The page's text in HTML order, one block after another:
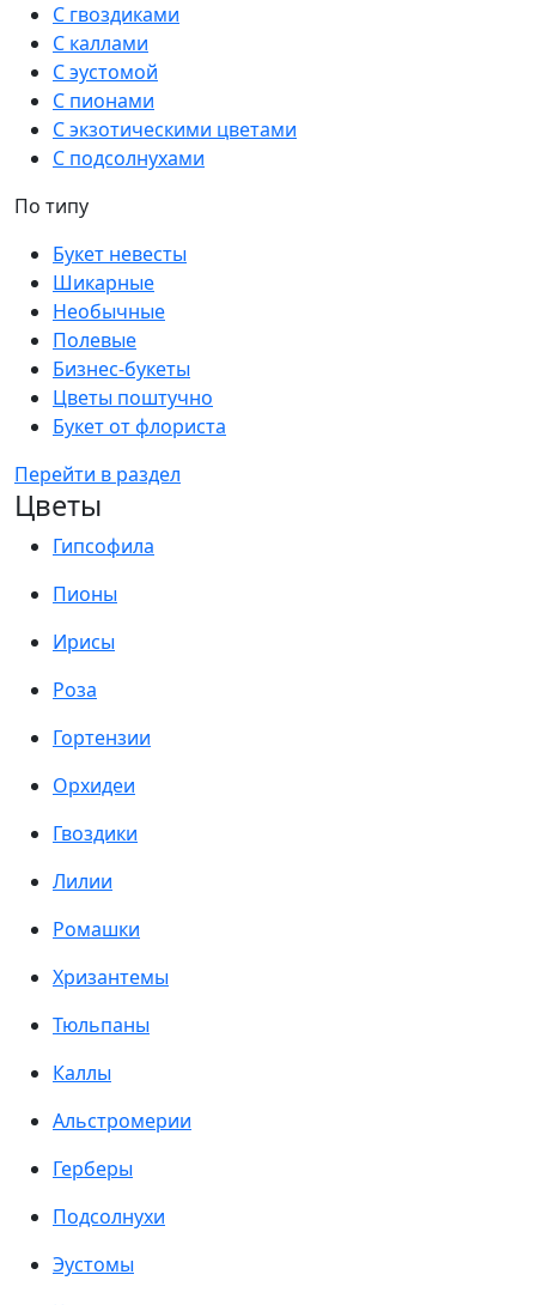
С гвоздиками
С каллами
С эустомой
С пионами
С экзотическими цветами
С подсолнухами
По типу
Букет невесты
Шикарные
Необычные
Полевые
Бизнес-букеты
Цветы поштучно
Букет от флориста
Перейти в раздел
Цветы
Гипсофила
Пионы
Ирисы
Роза
Гортензии
Орхидеи
Гвоздики
Лилии
Ромашки
Хризантемы
Тюльпаны
Каллы
Альстромерии
Герберы
Подсолнухи
Эустомы